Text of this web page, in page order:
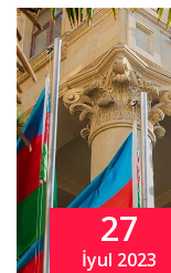
27
İyul 2023